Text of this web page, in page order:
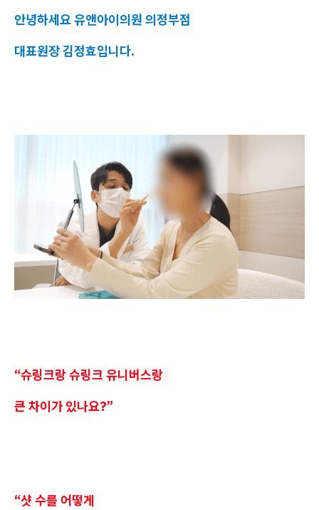
안녕하세요 유앤아이의원 의정부점
대표원장 김정효입니다.
“슈링크랑 슈링크 유니버스랑
큰 차이가 있나요?”
“샷 수를 어떻게